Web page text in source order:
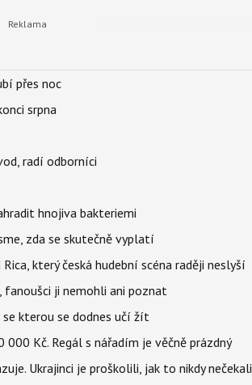
přes noc
srpna
radí odborníci
hnojiva bakteriemi
zda se skutečně vyplatí
který česká hudební scéna raději neslyší
fanoušci ji nemohli ani poznat
kterou se dodnes učí žít
Kč. Regál s nářadím je věčně prázdný
Ukrajinci je proškolili, jak to nikdy nečekali